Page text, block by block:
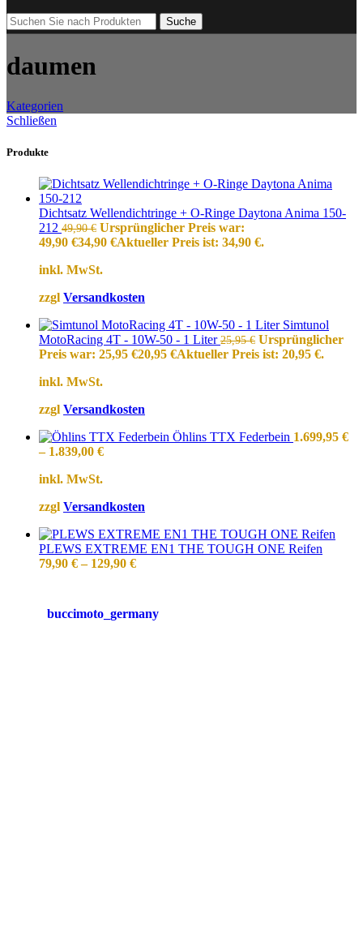
Suche
daumen
Kategorien
Schließen
Produkte
Dichtsatz Wellendichtringe + O-Ringe Daytona Anima 150-
212 49,90€ Ursprünglicher Preis war:
49,90 €34,90 €Aktueller Preis ist: 34,90 €.
inkl. MwSt.
zzgl Versandkosten
Simtunol
MotoRacing 4T - 10W-50 - 1 Liter25,95€ Ursprünglicher
Preis war: 25,95 €20,95 €Aktueller Preis ist: 20,95 €.
inkl. MwSt.
zzgl Versandkosten
Öhlins TTX Federbein 1.699,95 €
– 1.839,00 €
inkl. MwSt.
zzgl Versandkosten
PLEWS EXTREME EN1 THE TOUGH ONE Reifen
79,90 €– 129,90 €
buccimoto_germany